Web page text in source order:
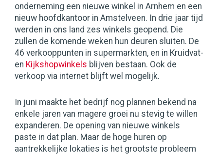
onderneming een nieuwe winkel in Arnhem en een
nieuw hoofdkantoor in Amstelveen. In drie jaar tijd
werden in ons land zes winkels geopend. Die
zullen de komende weken hun deuren sluiten. De
46 verkooppunten in supermarkten, en in Kruidvat-
en Kijkshopwinkels blijven bestaan. Ook de
verkoop via internet blijft wel mogelijk.
In juni maakte het bedrijf nog plannen bekend na
enkele jaren van magere groei nu stevig te willen
expanderen. De opening van nieuwe winkels
paste in dat plan. Maar de hoge huren op
aantrekkelijke lokaties is het grootste probleem